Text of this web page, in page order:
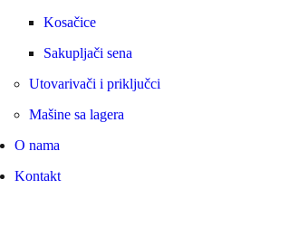
Kosačice
Sakupljači sena
Utovarivači i priključci
Mašine sa lagera
O nama
Kontakt